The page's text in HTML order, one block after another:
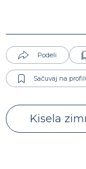
Podeli
Sačuvaj na
Kisela